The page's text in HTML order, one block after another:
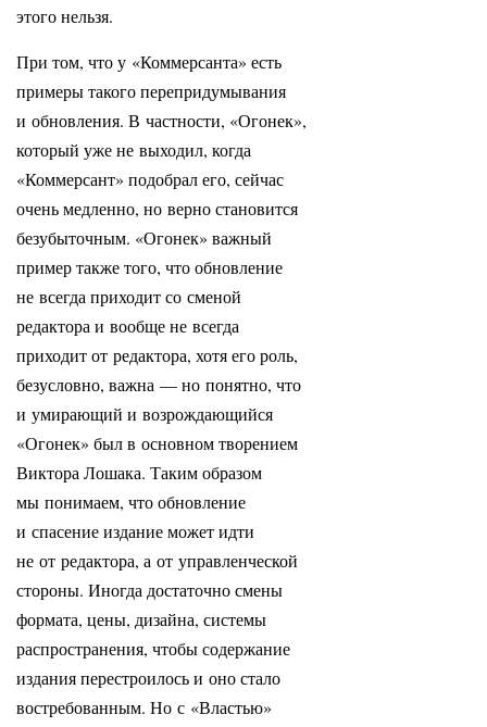
этого нельзя.
При том, что у «Коммерсанта» есть
примеры такого перепридумывания
и обновления. В частности, «Огонек»,
который уже не выходил, когда
«Коммерсант» подобрал его, сейчас
очень медленно, но верно становится
безубыточным. «Огонек» важный
пример также того, что обновление
не всегда приходит со сменой
редактора и вообще не всегда
приходит от редактора, хотя его роль,
безусловно, важна — но понятно, что
и умирающий и возрождающийся
«Огонек» был в основном творением
Виктора Лошака. Таким образом
мы понимаем, что обновление
и спасение издание может идти
не от редактора, а от управленческой
стороны. Иногда достаточно смены
формата, цены, дизайна, системы
распространения, чтобы содержание
издания перестроилось и оно стало
востребованным. Но с «Властью»